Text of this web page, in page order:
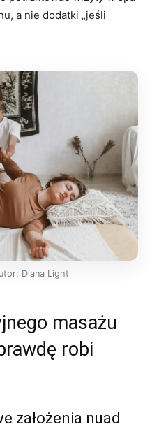
a nie dodatki „jeśli
Diana Light
masażu
robi
założenia nuad